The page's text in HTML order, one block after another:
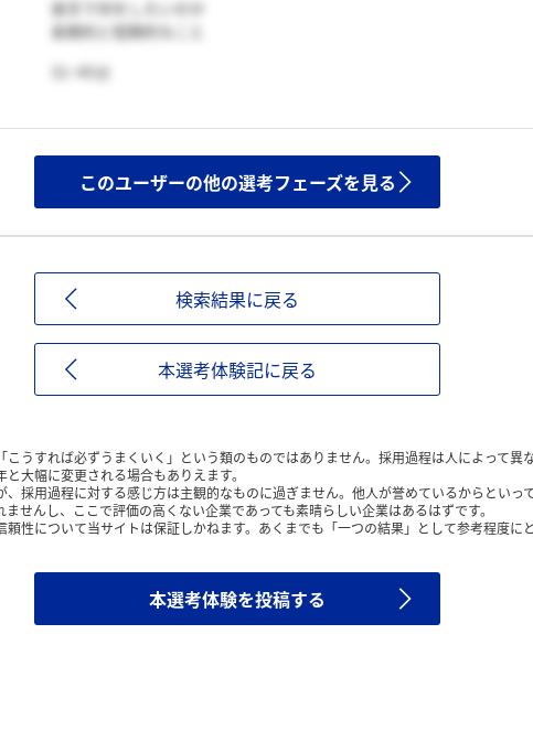
楽天で何をしたいのか
長期的と短期的なこと
31~45分
このユーザーの他の選考フェーズを見る
検索結果に戻る
本選考体験記に戻る
こうすれば必ずうまくいく」という類のものではありません。採用過程は人によって異
大幅に変更される場合もありえます。
、採用過程に対する感じ方は主観的なものに過ぎません。他人が誉めているからといっ
せんし、ここで評価の高くない企業であっても素晴らしい企業はあるはずです。
性について当サイトは保証しかねます。あくまでも「一つの結果」として参考程度に
本選考体験を投稿する